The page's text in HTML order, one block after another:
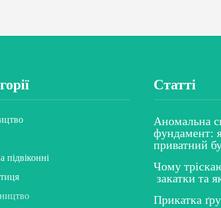
підвіконні
Статті
Аномальна
фундамент:
приватний
Чому
закатки та
Прикатка